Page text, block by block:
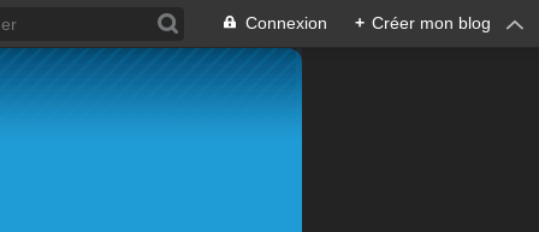
Connexion + Créer mon blog